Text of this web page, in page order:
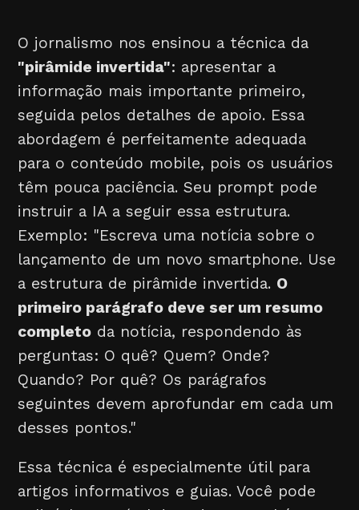
O jornalismo nos ensinou a técnica da
"pirâmide invertida": apresentar a
informação mais importante primeiro,
seguida pelos detalhes de apoio. Essa
abordagem é perfeitamente adequada
para o conteúdo mobile, pois os usuários
têm pouca paciência. Seu prompt pode
instruir a IA a seguir essa estrutura.
Exemplo: "Escreva uma notícia sobre o
lançamento de um novo smartphone. Use
a estrutura de pirâmide invertida. O
primeiro parágrafo deve ser um resumo
completo da notícia, respondendo às
perguntas: O quê? Quem? Onde?
Quando? Por quê? Os parágrafos
seguintes devem aprofundar em cada um
desses pontos."
Essa técnica é especialmente útil para
artigos informativos e guias. Você pode